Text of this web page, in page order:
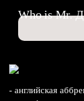
Who is Mr.
- английская